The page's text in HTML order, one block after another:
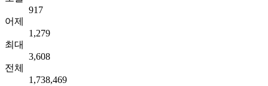
917
어제
1,279
최대
3,608
전체
1,738,469